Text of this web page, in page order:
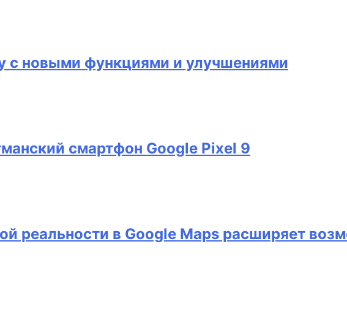
с новыми функциями и улучшениями
смартфон Google Pixel 9
реальности в Google Maps расширяет